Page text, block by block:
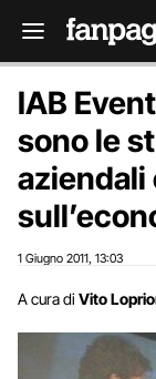
IAB
sono le
aziendali
1 Giugno 2011 13:03
A cura di Vito